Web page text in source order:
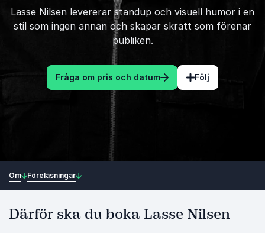
Lasse Nilsen levererar standup och visuell humor i en
stil som ingen annan och skapar skratt som förenar
publiken.
Fråga om pris och datum Följ
Om Föreläsningar
Därför ska du boka Lasse Nilsen